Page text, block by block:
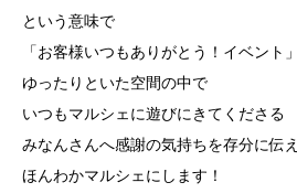
という意味で
「お客様いつもありがとう！イベント
ゆったりといた空間の中で
いつもマルシェに遊びにきてくださる
みなんさんへ感謝の気持ちを存分に伝
ほんわかマルシェにします！